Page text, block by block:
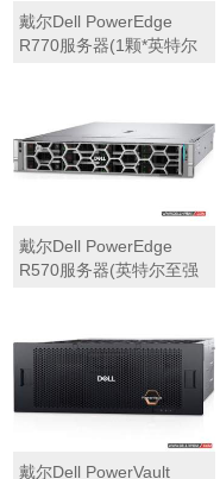
戴尔Dell PowerEdge
R770服务器(1颗*英特尔
PERC H965i阵列卡丨
800W双电源丨三年保修)
戴尔Dell PowerEdge
R570服务器(英特尔至强
SSD固态硬盘丨PERC
H965i阵列卡丨800W双电
源丨三年保修)
戴尔Dell PowerVault